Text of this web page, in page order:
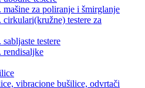
za poliranje i šmirglanje
testere za
testere
rendisaljke
vibracione bušilice, odvrtači